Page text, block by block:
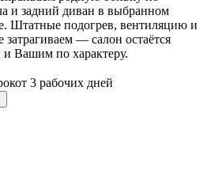
и задний диван в выбранном
Штатные подогрев, вентиляцию и
— салон остаётся
Вашим по характеру.
от 3 рабочих дней